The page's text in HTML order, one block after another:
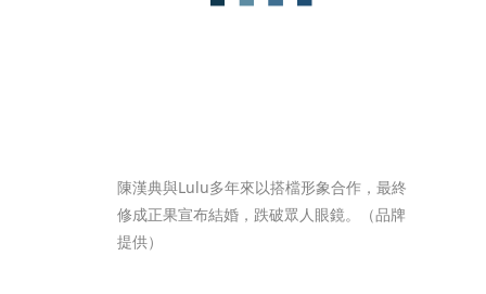
陳漢典與Lulu多年來以搭檔形象合作，最終
修成正果宣布結婚，跌破眾人眼鏡。（品牌
提供）